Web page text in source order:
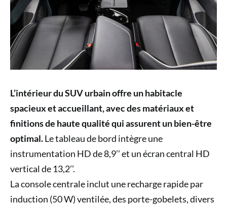
L’intérieur du SUV urbain offre un habitacle
spacieux et accueillant, avec des matériaux et
finitions de haute qualité qui assurent un bien-être
optimal.Le tableau de bord intègre une
instrumentation HD de 8,9’’ et un écran central HD
vertical de 13,2’’.
La console centrale inclut une recharge rapide par
induction (50 W) ventilée, des porte-gobelets, divers